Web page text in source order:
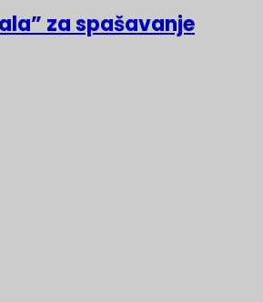
za spašavanje